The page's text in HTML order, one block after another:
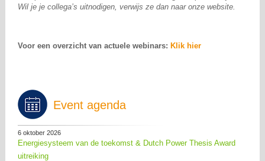
Wil je je collega’s uitnodigen, verwijs ze dan naar onze website.
Voor een overzicht van actuele webinars: Klik hier
Event agenda
6 oktober 2026
Energiesysteem van de toekomst & Dutch Power Thesis Award
uitreiking